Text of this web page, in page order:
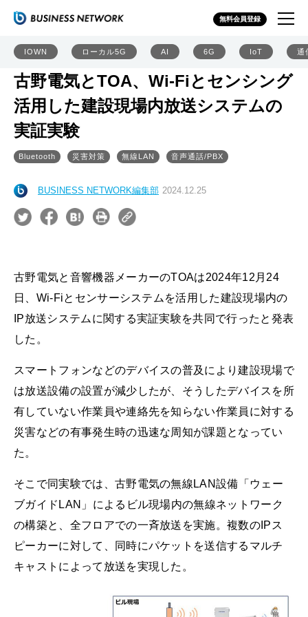
無料会員登録
IOWN ローカル5G AI 6G IoT 通
古野電気とTOA、Wi-Fiとセンシング
活用した建設現場内放送システムの
実証実験
Bluetooth 災害対策 無線LAN 音声通話/PBX
BUSINESS NETWORK編集部 2024.12.25
古野電気と音響機器メーカーのTOAは2024年12月24
日、Wi-Fiとセンサーシステムを活用した建設現場内の
IP放送システムに関する実証実験を共同で行ったと発表
した。
スマートフォンなどのデバイスの普及により建設現場で
は放送設備の設置が減少したが、そうしたデバイスを所
有していない作業員や連絡先を知らない作業員に対する
災害などの有事発生時の迅速な周知が課題となってい
た。
そこで同実験では、古野電気の無線LAN設備「ウェー
ブガイドLAN」によるビル現場内の無線ネットワーク
の構築と、全フロアでの一斉放送を実施。複数のIPス
ピーカーに対して、同時にパケットを送信するマルチ
キャストによって放送を実現した。